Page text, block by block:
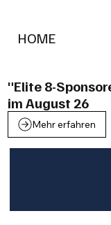
HOME
"Elite 8-
im August 26
Mehr erfahren